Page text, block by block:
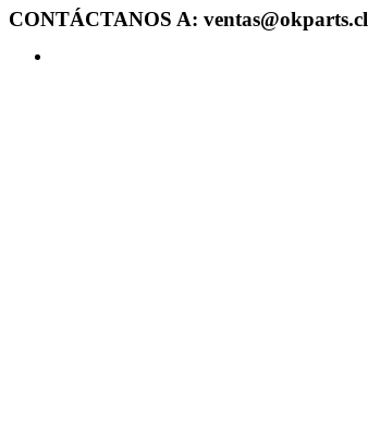
CONTÁCTANOS A: ventas@okparts.cl